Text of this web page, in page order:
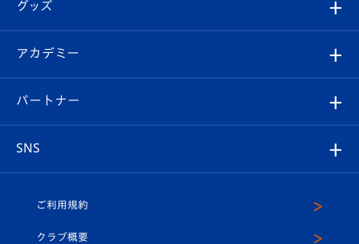
チケット
イベント
メディア
ホームタウン
スタッフプロフィール
マスコット紹介
Revive Team
ヴィヴィくんの長崎おもてなしガイド
フォトギャラリー
スタジアムグルメ
V-LOVERS（ファンクラブ）
プレイヤーズスイート
グッズ
オンラインショップ
店舗情報
アカデミー
育成からのお知らせ
U-18
パートナー
SNS
ヴィヴィくんインスタグラム
ご利用規約
クラブ概要